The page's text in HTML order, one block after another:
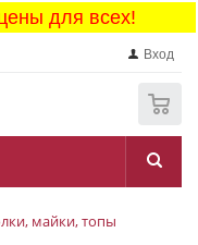
для всех!
Вход
майки, топы